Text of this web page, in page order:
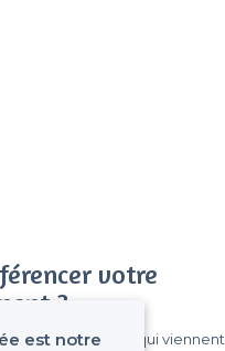
votre
?
de visiteurs qui viennent
est notre